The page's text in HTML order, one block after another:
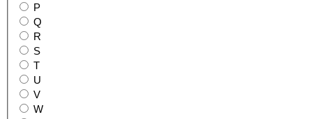
P
Q
R
S
T
U
V
W